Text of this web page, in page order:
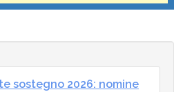
sostegno 2026: nomine